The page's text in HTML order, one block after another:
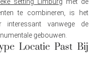
te combineren, is het
interessant vanwege de
gebouwen.
Locatie Past Bij